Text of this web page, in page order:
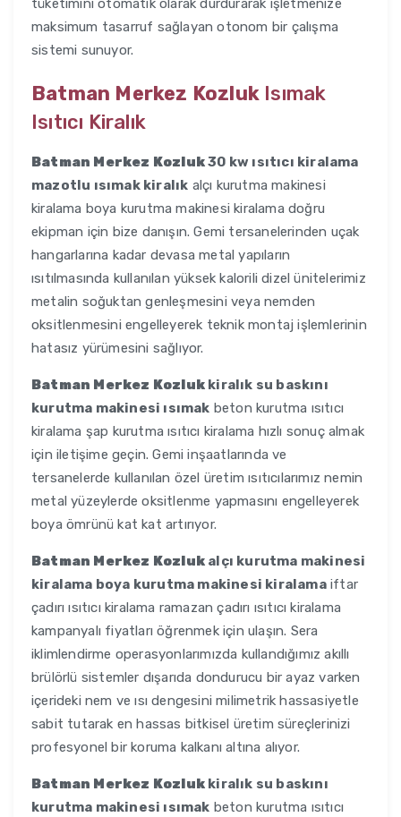
tüketimini otomatik olarak durdurarak işletmenize
maksimum tasarruf sağlayan otonom bir çalışma
sistemi sunuyor.
Batman Merkez Kozluk Isımak
Isıtıcı Kiralık
Batman Merkez Kozluk30 kw ısıtıcı kiralama
mazotlu ısımak kiralık alçı kurutma makinesi
kiralama boya kurutma makinesi kiralama doğru
ekipman için bize danışın. Gemi tersanelerinden uçak
hangarlarına kadar devasa metal yapıların
ısıtılmasında kullanılan yüksek kalorili dizel ünitelerimiz
metalin soğuktan genleşmesini veya nemden
oksitlenmesini engelleyerek teknik montaj işlemlerinin
hatasız yürümesini sağlıyor.
Batman Merkez Kozluk kiralık su baskını
kurutma makinesi ısımak beton kurutma ısıtıcı
kiralama şap kurutma ısıtıcı kiralama hızlı sonuç almak
için iletişime geçin. Gemi inşaatlarında ve
tersanelerde kullanılan özel üretim ısıtıcılarımız nemin
metal yüzeylerde oksitlenme yapmasını engelleyerek
boya ömrünü kat kat artırıyor.
Batman Merkez Kozluk alçı kurutma makinesi
kiralama boya kurutma makinesi kiralamaiftar
çadırı ısıtıcı kiralama ramazan çadırı ısıtıcı kiralama
kampanyalı fiyatları öğrenmek için ulaşın. Sera
iklimlendirme operasyonlarımızda kullandığımız akıllı
brülörlü sistemler dışarıda dondurucu bir ayaz varken
içerideki nem ve ısı dengesini milimetrik hassasiyetle
sabit tutarak en hassas bitkisel üretim süreçlerinizi
profesyonel bir koruma kalkanı altına alıyor.
Batman Merkez Kozluk kiralık su baskını
kurutma makinesi ısımak beton kurutma ısıtıcı